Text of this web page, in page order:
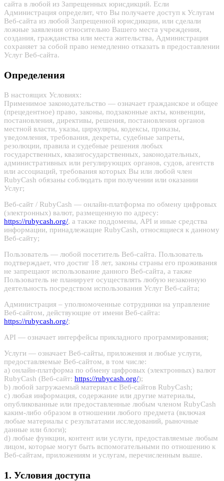
сайта в любой из Запрещенных юрисдикций. Если
Администрация определит, что Вы получаете доступ к Услугам
Веб-сайта из любой Запрещенной юрисдикции, или сделали
ложные заявления относительно Вашего места учреждения,
создания, гражданства или места жительства, Администрация
сохраняет за собой право немедленно отказать в предоставлении
Услуг Веб-сайта.
Определения
В настоящих Условиях:
Применимое законодательство — означает гражданское и общее
(прецедентное) право, законы, подзаконные акты, конвенции,
постановления, директивы, решения, постановления органов
местной власти, указы, циркуляры, кодексы, приказы,
уведомления, требования, декреты, судебные запреты,
резолюции, правила и судебные решения любых
государственных, квазигосударственных, законодательных,
административных или регулирующих органов, судов, агентств
или ассоциаций, требования которых Вы или любой член
RubyCash обязаны соблюдать при получении или оказании
Услуг;
Веб-сайт / RubyCash — онлайн-платформа по обмену цифровых
(электронных) валют, размещенную по адресу:
https://rubycash.org/, а также поддомены, API и иные средства
информации, принадлежащие RubyCash, относящиеся к данному
Веб-сайту;
Пользователь — любой посетитель Веб-сайта. Пользователь
подтверждает, что достиг 18 лет, законы страны его проживания
не запрещают использование данного Веб-сайта, а также
Пользователь не планирует осуществлять любую незаконную
деятельность посредством использования Услуг Веб-сайта;
Администрация – уполномоченные сотрудники на управление
Веб-сайтом, действующие от имени Веб-сайта:
https://rubycash.org/;
API — означает интерфейсы прикладного программирования;
Услуги — означает Веб-сайты, приложения и любые услуги,
предоставляемые Веб-сайтом, в том числе:
a) онлайн-платформа по обмену цифровых (электронных) валют
RubyCash (Веб-сайт: https://rubycash.org/);
b) любой загружаемый материал с Веб-сайтов RubyCash;
c) любая информация, содержание или другие материалы,
опубликованные или предоставленные любым членом RubyCash
каким-либо образом в отношении любого предмета (включая
любые материалы c результатами исследований, рыночные
данные или блоги);
d) любые функции, контент или услуги, предоставляемые любым
лицом, которые могут быть вспомогательными по отношению к
Веб-сайтам, приложениям и услугам, перечисленным выше.
1. Условия доступа